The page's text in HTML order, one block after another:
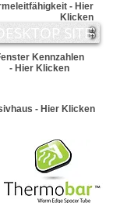
SITE
- Hier
Klicken
Kennzahlen
- Hier Klicken
- Hier Klicken